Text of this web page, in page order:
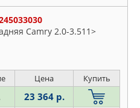
Camry 2.0-3.511>
Цена Купить
23 364 р.